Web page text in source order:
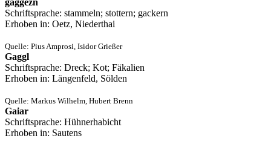
Schriftsprache: stammeln; stottern; gackern
Erhoben in: Oetz, Niederthai
Quelle: Pius Amprosi, Isidor Grießer
Gaggl
Schriftsprache: Dreck; Kot; Fäkalien
Erhoben in: Längenfeld, Sölden
Quelle: Markus Wilhelm, Hubert Brenn
Gaiar
Schriftsprache: Hühnerhabicht
Erhoben in: Sautens